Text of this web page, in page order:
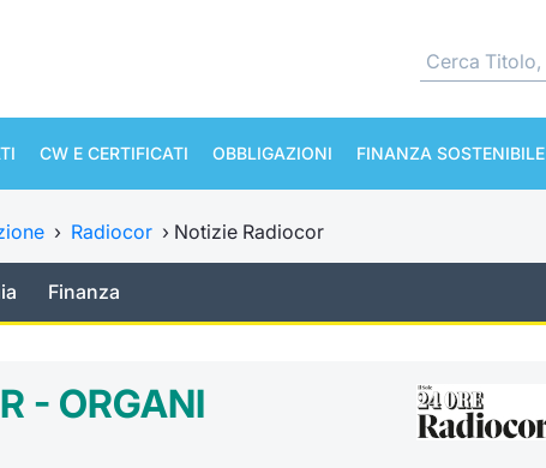
CW E CERTIFICATI OBBLIGAZIONI FINANZA SOSTENIBILE
› Radiocor › Notizie Radiocor
Finanza
- ORGANI